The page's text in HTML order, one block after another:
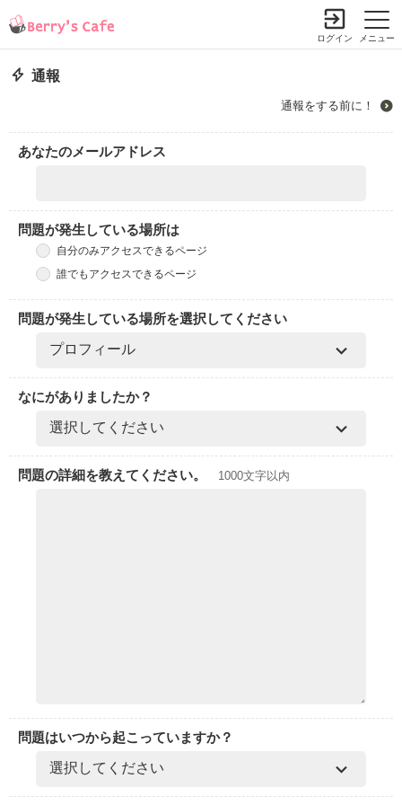
メニュー
ログイン
通報
通報をする前に！
あなたのメールアドレス
問題が発生している場所は
自分のみアクセスできるページ
誰でもアクセスできるページ
問題が発生している場所を選択してください
なにがありましたか？
問題の詳細を教えてください。 1000文字以内
問題はいつから起こっていますか？